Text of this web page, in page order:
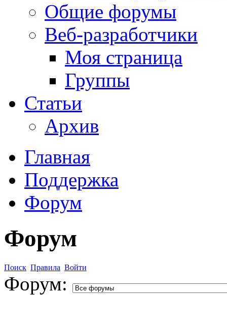
Общие форумы
Веб-разработчики
Моя страница
Группы
Статьи
Архив
Главная
Поддержка
Форум
Форум
Поиск Правила Войти
Форум: